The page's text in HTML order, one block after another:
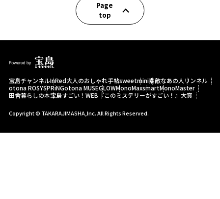
Page
top
宝島チャンネルInRed大人のおしゃれ手帖sweetmini素敵なあの人 リンネル
otona ROSYSPRiNGotona MUSEGLOWMonoMaxsmartMonoMaster
田舎暮らしの本宝島すごい！WEB 『このミステリーがすごい！』大賞
Copyright © TAKARAJIMASHA,Inc. All Rights Reserved.